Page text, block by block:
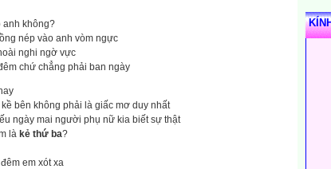
anh không?
nép vào anh vòm ngực
nghi ngờ vực
chứ chẳng phải ban ngày
bên không phải là giấc mơ duy nhất
ngày mai người phụ nữ kia biết sự thật
là kẻ thứ ba?
em xót xa